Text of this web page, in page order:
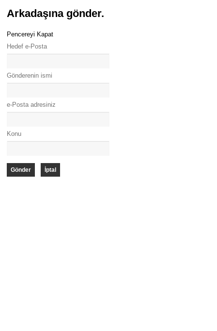
Arkadaşına gönder.
Pencereyi Kapat
Hedef e-Posta
Gönderenin ismi
e-Posta adresiniz
Konu
Gönder İptal